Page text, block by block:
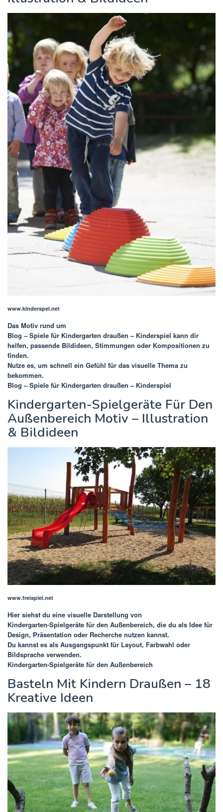
www.kinderspel.net
Das Motiv rund um
Blog – Spiele für Kindergarten draußen – Kinderspiel kann dir
helfen, passende Bildideen, Stimmungen oder Kompositionen zu
finden.
Nutze es, um schnell ein Gefühl für das visuelle Thema zu
bekommen.
Blog – Spiele für Kindergarten draußen – Kinderspiel
Kindergarten-Spielgeräte Für Den
Außenbereich Motiv – Illustration
& Bildideen
www.freispiel.net
Hier siehst du eine visuelle Darstellung von
Kindergarten-Spielgeräte für den Außenbereich, die du als Idee für
Design, Präsentation oder Recherche nutzen kannst.
Du kannst es als Ausgangspunkt für Layout, Farbwahl oder
Bildsprache verwenden.
Kindergarten-Spielgeräte für den Außenbereich
Basteln Mit Kindern Draußen – 18
Kreative Ideen